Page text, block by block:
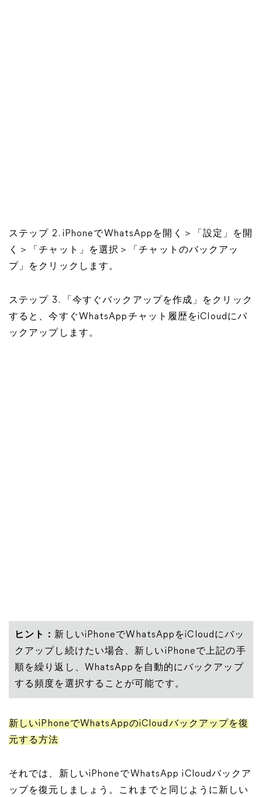
ステップ 2. iPhoneでWhatsAppを開く＞「設定」を開
く＞「チャット」を選択＞「チャットのバックアッ
プ」をクリックします。
ステップ 3. 「今すぐバックアップを作成」をクリック
すると、今すぐWhatsAppチャット履歴をiCloudにバ
ックアップします。
ヒント： 新しいiPhoneでWhatsAppをiCloudにバッ
クアップし続けたい場合、新しいiPhoneで上記の手
順を繰り返し、WhatsAppを自動的にバックアップ
する頻度を選択することが可能です。
新しいiPhoneでWhatsAppのiCloudバックアップを復
元する方法
それでは、新しいiPhoneでWhatsApp iCloudバックア
ップを復元しましょう。これまでと同じように新しい